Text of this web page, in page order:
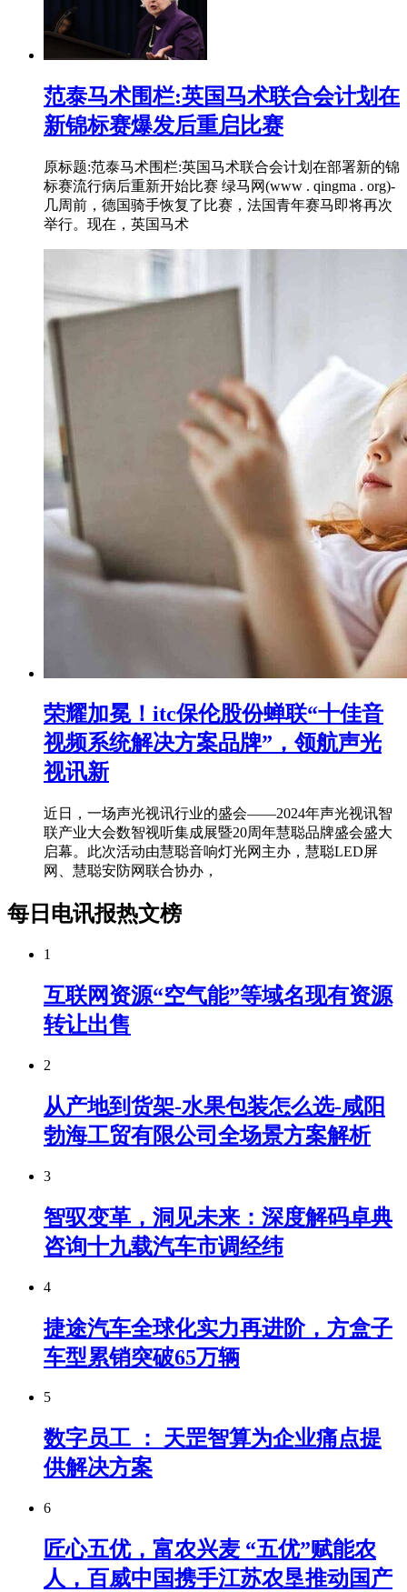
范泰马术围栏:英国马术联合会计划在
新锦标赛爆发后重启比赛
原标题:范泰马术围栏:英国马术联合会计划在部署新的锦
标赛流行病后重新开始比赛 绿马网(www . qingma . org)-
几周前，德国骑手恢复了比赛，法国青年赛马即将再次
举行。现在，英国马术
荣耀加冕！itc保伦股份蝉联“十佳音
视频系统解决方案品牌”，领航声光
视讯新
近日，一场声光视讯行业的盛会——2024年声光视讯智
联产业大会数智视听集成展暨20周年慧聪品牌盛会盛大
启幕。此次活动由慧聪音响灯光网主办，慧聪LED屏
网、慧聪安防网联合协办，
每日电讯报热文榜
1
互联网资源“空气能”等域名现有资源
转让出售
2
从产地到货架-水果包装怎么选-咸阳
勃海工贸有限公司全场景方案解析
3
智驭变革，洞见未来：深度解码卓典
咨询十九载汽车市调经纬
4
捷途汽车全球化实力再进阶，方盒子
车型累销突破65万辆
5
数字员工 ： 天罡智算为企业痛点提
供解决方案
6
匠心五优，富农兴麦 “五优”赋能农
人，百威中国携手江苏农垦推动国产